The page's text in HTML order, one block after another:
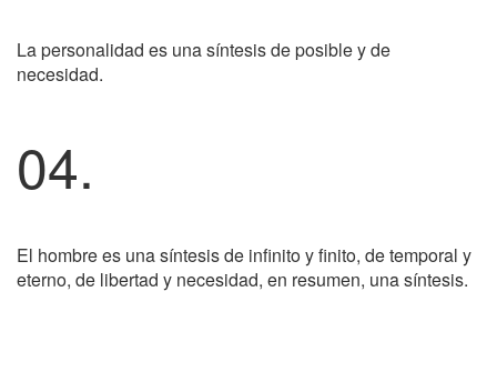
La personalidad es una síntesis de posible y de
necesidad.
04.
El hombre es una síntesis de infinito y finito, de temporal y
eterno, de libertad y necesidad, en resumen, una síntesis.